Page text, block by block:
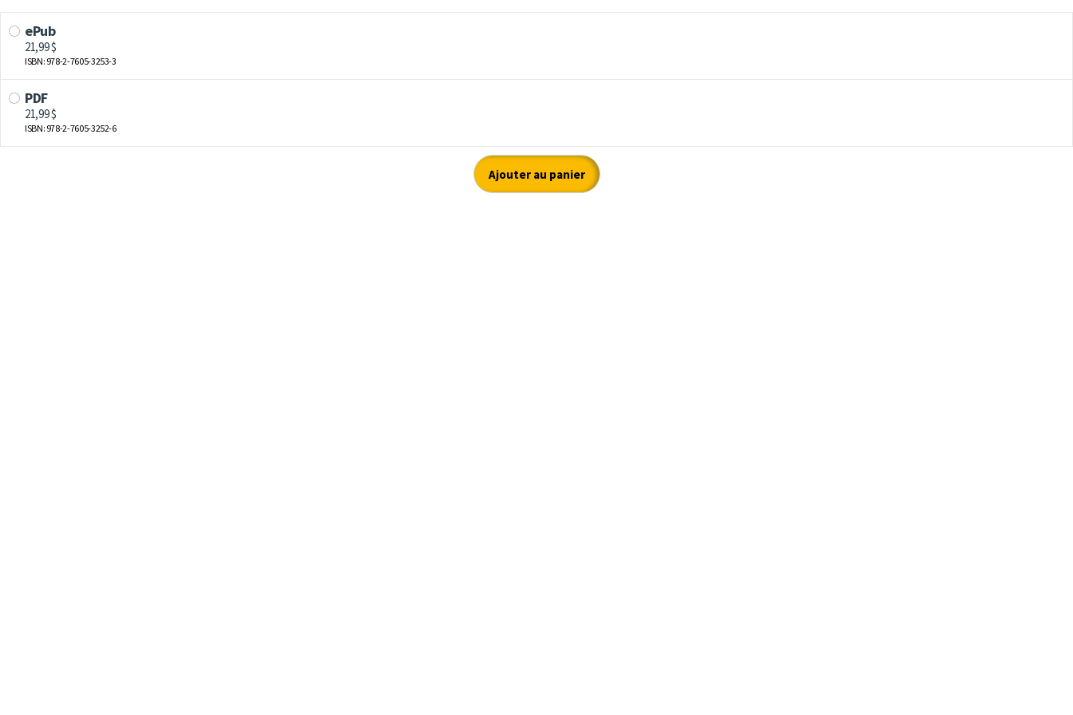
ePub
21,99 $
ISBN: 978-2-7605-3253-3
PDF
21,99 $
ISBN: 978-2-7605-3252-6
Ajouter au panier